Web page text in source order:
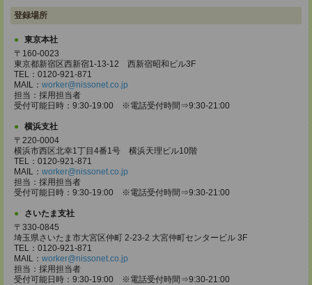
登録場所
東京本社
〒160-0023
東京都新宿区西新宿1-13-12 西新宿昭和ビル3F
TEL：0120-921-871
MAIL： worker@nissonet.co.jp
担当：採用担当者
受付可能日時：9:30-19:00 ※電話受付時間⇒9:30-21:00
横浜支社
〒220-0004
横浜市西区北幸1丁目4番1号 横浜天理ビル10階
TEL：0120-921-871
MAIL： worker@nissonet.co.jp
担当：採用担当者
受付可能日時：9:30-19:00 ※電話受付時間⇒9:30-21:00
さいたま支社
〒330-0845
埼玉県さいたま市大宮区仲町 2-23-2 大宮仲町センタービル 3F
TEL：0120-921-871
MAIL： worker@nissonet.co.jp
担当：採用担当者
受付可能日時：9:30-19:00 ※電話受付時間⇒9:30-21:00